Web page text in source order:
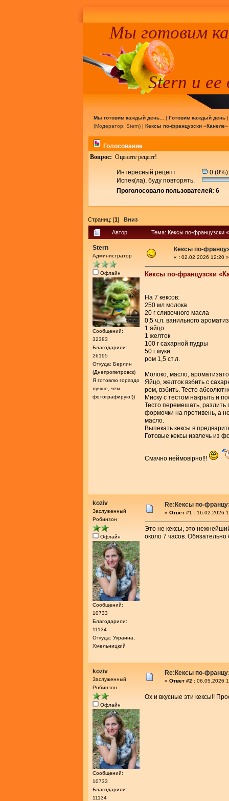
Мы готовим
Stern и ее
Мы готовим каждый день... | Готовим каждый день
(Модератор: Stern) | Кексы по-французски «Канеле»
Голосование
Вопрос: Оцените рецепт!
Интересный рецепт.
0 (0%)
Испек(ла), буду повторять.
Проголосовало пользователей: 6
Страниц: [1] Вниз
Автор Тема: Кексы по-французски
Stern
Администратор
Офлайн
Сообщений:
32383
Благодарили:
26195
Откуда: Берлин
(Днепропетровск)
Я готовлю гораздо
лучше, чем
фотографирую!))
Кексы по-
« : 02.02.2026 12:20 »
Кексы по-французски
На 7 кексов:
250 мл молока
20 г сливочного масла
0,5 ч.л. ванильного
1 яйцо
1 желток
100 г сахарной пудры
50 г муки
ром 1,5 ст.л.
Молоко, масло,
Яйцо, желток взбить с
ром, взбить. Тесто
Миску с тестом накрыть и
Тесто перемешать,
формочки на противень, а
масло.
Выпекать кексы в
Готовые кексы извлечь из
Смачно неймовiрно!!!
koziv
Заслуженный
Робинзон
Офлайн
Сообщений:
10733
Благодарили:
11134
Откуда: Украина,
Хмельницкий
Re:Кексы по-
« Ответ #1 : 16.02.2026
Это не кексы, это
около 7 часов. Обязательно
koziv
Заслуженный
Робинзон
Офлайн
Сообщений:
10733
Благодарили:
11134
Re:Кексы по-
« Ответ #2 : 06.05.2026
Ох и вкусные эти кексы!!